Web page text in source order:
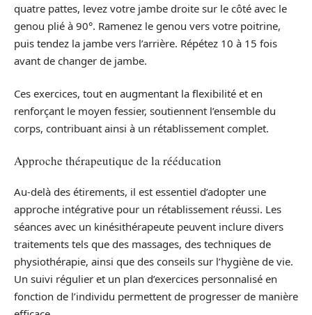
quatre pattes, levez votre jambe droite sur le côté avec le
genou plié à 90°. Ramenez le genou vers votre poitrine,
puis tendez la jambe vers l’arrière. Répétez 10 à 15 fois
avant de changer de jambe.
Ces exercices, tout en augmentant la flexibilité et en
renforçant le moyen fessier, soutiennent l’ensemble du
corps, contribuant ainsi à un rétablissement complet.
Approche thérapeutique de la rééducation
Au-delà des étirements, il est essentiel d’adopter une
approche intégrative pour un rétablissement réussi. Les
séances avec un kinésithérapeute peuvent inclure divers
traitements tels que des massages, des techniques de
physiothérapie, ainsi que des conseils sur l’hygiène de vie.
Un suivi régulier et un plan d’exercices personnalisé en
fonction de l’individu permettent de progresser de manière